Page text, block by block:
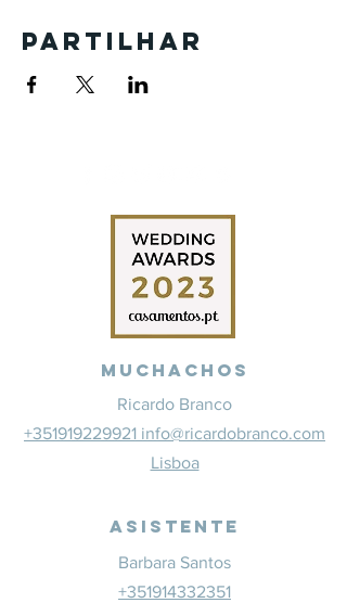
Partilhar
Muchachos
Ricardo Branco
+351919229921 info@ricardobranco.com
Lisboa
Asistente
Barbara Santos
+351914332351